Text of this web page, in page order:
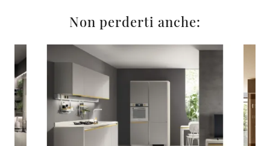
Non perderti anche: